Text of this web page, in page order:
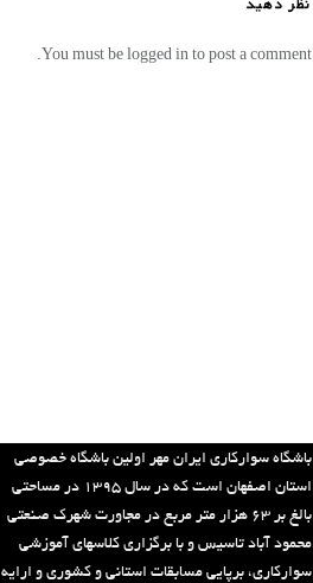
You must be logged in to post a comment.
باشگاه سوارکاری ایران مهر اولین باشگاه خصوصی
استان اصفهان است که در سال ۱۳۹۵ در مساحتی
بالغ بر ۶۳ هزار متر مربع در مجاورت شهرک صنعتی
محمود آباد تاسیس و با برگزاری کلاسهای آموزشی
سوارکاری، برپایی مسابقات استانی و کشوری و ارایه